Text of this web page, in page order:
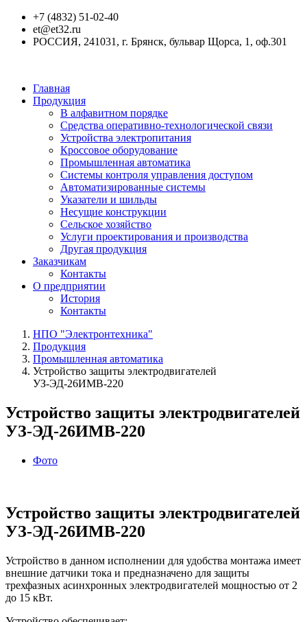
+7 (4832) 51-02-40
et@et32.ru
РОССИЯ, 241031, г. Брянск, бульвар Щорса, 1, оф.301
Главная
Продукция
В алфавитном порядке
Средства оперативно-технологической связи
Устройства электропитания
Кроссовое оборудование
Промышленная автоматика
Системы контроля управления доступом
Автоматизированные системы
Указатели и шильды
Несущие конструкции
Сельское хозяйство
Услуги проектирования и производства
Другая продукция
Заказчикам
Контакты
О предприятии
История
Контакты
НПО "Электронтехника"
Продукция
Промышленная автоматика
Устройство защиты электродвигателей
УЗ‑ЭД‑26ИМВ‑220
Устройство защиты электродвигателей
УЗ‑ЭД‑26ИМВ‑220
Фото
Устройство защиты электродвигателей
УЗ‑ЭД‑26ИМВ‑220
Устройство в данном исполнении для удобства монтажа имеет
внешние датчики тока и предназначено для защиты
трехфазных асинхронных электродвигателей мощностью от 2
до 15 кВт.